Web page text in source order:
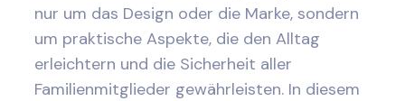
nur um das Design oder die Marke, sondern
um praktische Aspekte, die den Alltag
erleichtern und die Sicherheit aller
Familienmitglieder gewährleisten. In diesem